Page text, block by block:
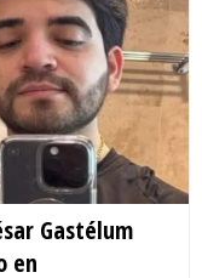
Gastélum
en